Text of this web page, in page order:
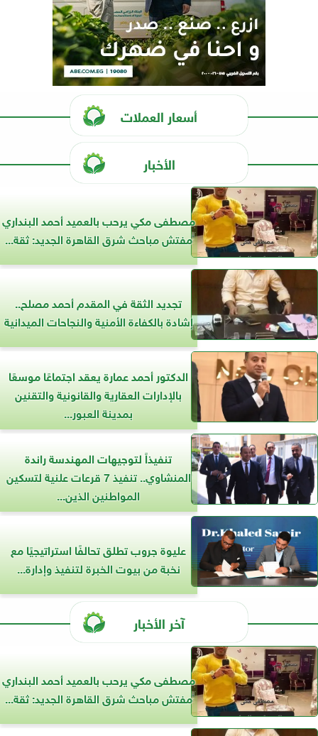
أسعار العملات
الأخبار
مصطفى مكي يرحب بالعميد أحمد البنداري
مفتش مباحث شرق القاهرة الجديد: ثقة...
تجديد الثقة في المقدم أحمد مصلح..
إشادة بالكفاءة الأمنية والنجاحات الميدانية
الدكتور أحمد عمارة يعقد اجتماعًا موسعًا
بالإدارات العقارية والقانونية والتقنين
بمدينة العبور...
تنفيذاً لتوجيهات المهندسة راندة
المنشاوي.. تنفيذ 7 قرعات علنية لتسكين
المواطنين الذين...
عليوة جروب تطلق تحالفًا استراتيجيًا مع
نخبة من بيوت الخبرة لتنفيذ وإدارة...
آخر الأخبار
مصطفى مكي يرحب بالعميد أحمد البنداري
مفتش مباحث شرق القاهرة الجديد: ثقة...